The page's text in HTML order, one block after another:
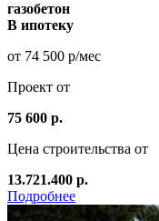
газобетон
В ипотеку
от 74 500 р/мес
Проект от
75 600 р.
Цена строительства от
13.721.400 р.
Подробнее